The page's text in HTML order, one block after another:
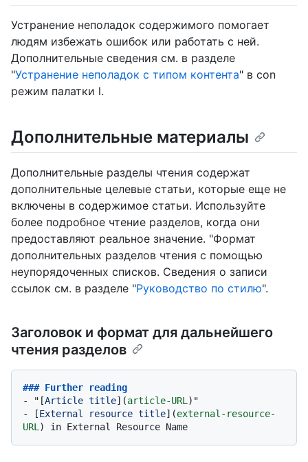
Устранение неполадок содержимого помогает
людям избежать ошибок или работать с ней.
Дополнительные сведения см. в разделе
"Устранение неполадок с типом контента" в con
режим палатки l.
Дополнительные материалы
Дополнительные разделы чтения содержат
дополнительные целевые статьи, которые еще не
включены в содержимое статьи. Используйте
более подробное чтение разделов, когда они
предоставляют реальное значение. "Формат
дополнительных разделов чтения с помощью
неупорядоченных списков. Сведения о записи
ссылок см. в разделе "Руководство по стилю".
Заголовок и формат для дальнейшего
чтения разделов
### Further reading
-
"[Article title](article-URL
-
[External resource title](external-resource-
URL